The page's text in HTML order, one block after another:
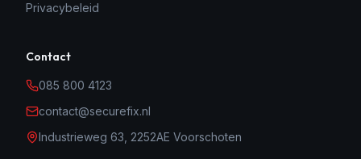
Privacybeleid
Contact
085 800 4123
contact@securefix.nl
Industrieweg 63, 2252AE Voorschoten